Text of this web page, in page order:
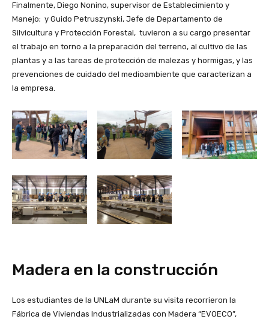
Finalmente, Diego Nonino, supervisor de Establecimiento y
Manejo; y Guido Petruszynski, Jefe de Departamento de
Silvicultura y Protección Forestal, tuvieron a su cargo presentar
el trabajo en torno a la preparación del terreno, al cultivo de las
plantas y a las tareas de protección de malezas y hormigas, y las
prevenciones de cuidado del medioambiente que caracterizan a
la empresa.
Madera en la construcción
Los estudiantes de la UNLaM durante su visita recorrieron la
Fábrica de Viviendas Industrializadas con Madera “EVOECO”,